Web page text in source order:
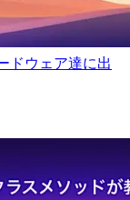
ドウェア達に出